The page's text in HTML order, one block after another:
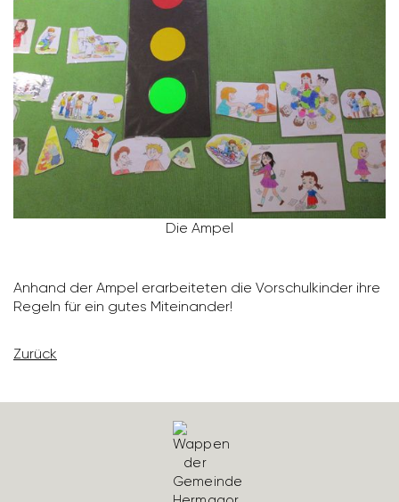
Die Ampel
Anhand der Ampel erar­bei­teten die Vorschul­kinder ihre
Regeln für ein gutes Mitein­ander!
Zurück